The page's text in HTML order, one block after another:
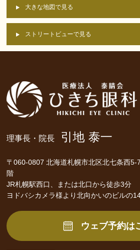
大きな地図で見る
ストリートビューで見る
理事長・院長 引地 泰一
〒060-0807 北海道札幌市北区北七条西
階
JR札幌駅西口、または北口から徒歩3分
ヨドバシカメラ様より北向かいのビルの
ウェブ予約は